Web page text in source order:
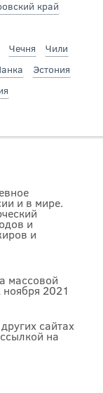
край
Чечня
Чили
Эстония
и в мире.
и
и
массовой
2021
сайтах
на